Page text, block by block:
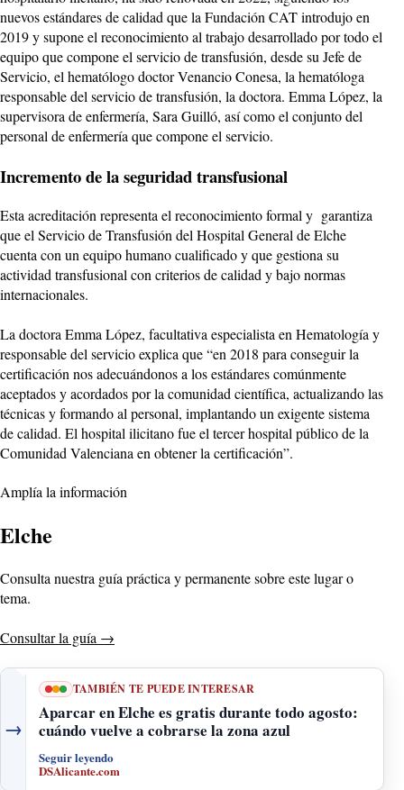
nuevos estándares de calidad que la Fundación CAT introdujo en
2019 y supone el reconocimiento al trabajo desarrollado por todo el
equipo que compone el servicio de transfusión, desde su Jefe de
Servicio, el hematólogo doctor Venancio Conesa, la hematóloga
responsable del servicio de transfusión, la doctora. Emma López, la
supervisora de enfermería, Sara Guilló, así como el conjunto del
personal de enfermería que compone el servicio.
Incremento de la seguridad transfusional
Esta acreditación representa el reconocimiento formal y garantiza
que el Servicio de Transfusión del Hospital General de Elche
cuenta con un equipo humano cualificado y que gestiona su
actividad transfusional con criterios de calidad y bajo normas
internacionales.
La doctora Emma López, facultativa especialista en Hematología y
responsable del servicio explica que “en 2018 para conseguir la
certificación nos adecuándonos a los estándares comúnmente
aceptados y acordados por la comunidad científica, actualizando las
técnicas y formando al personal, implantando un exigente sistema
de calidad. El hospital ilicitano fue el tercer hospital público de la
Comunidad Valenciana en obtener la certificación”.
Amplía la información
Elche
Consulta nuestra guía práctica y permanente sobre este lugar o
tema.
Consultar la guía →
→
TAMBIÉN TE PUEDE INTERESAR
Aparcar en Elche es gratis durante todo agosto:
cuándo vuelve a cobrarse la zona azul
Seguir leyendo
DSAlicante.com